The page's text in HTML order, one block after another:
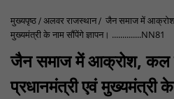
मुख्यपृष्ठ अलवर राजस्थान
जैन समाज में आक्रोश,
मुख्यमंत्री के नाम सौंपेंगे ज्ञापन। ..............NN81
जैन समाज में आक्रोश, कल
प्रधानमंत्री एवं मुख्यमंत्री